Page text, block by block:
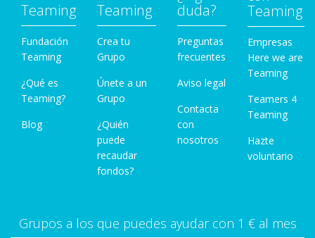
Teaming
Fundación
Teaming
¿Qué es
Teaming?
Blog
Teaming
Crea tu
Grupo
Únete a un
Grupo
¿Quién
puede
recaudar
fondos?
duda?
Preguntas
frecuentes
Aviso legal
Contacta
con
nosotros
Teaming
Empresas
Here we are
Teaming
Teamers 4
Teaming
Hazte
voluntario
Grupos a los que puedes ayudar con 1 € al mes